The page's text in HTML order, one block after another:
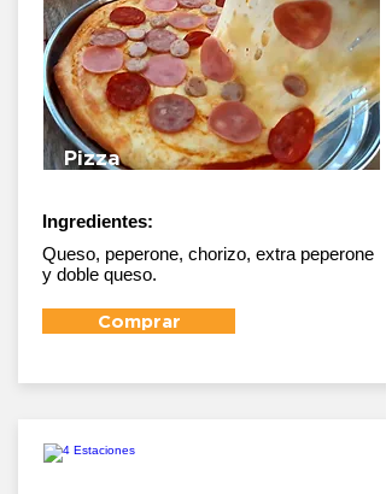
Pizza
Ingredientes:
Queso, peperone, chorizo, extra peperone
y doble queso.
Comprar